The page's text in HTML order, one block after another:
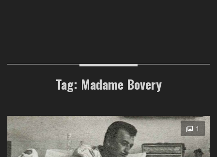
Tag: Madame Bovery
1